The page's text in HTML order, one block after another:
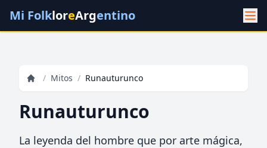
Mi FolkloreArgentino
/ Mitos / Runauturunco
Runauturunco
La leyenda del hombre que por arte mágica,